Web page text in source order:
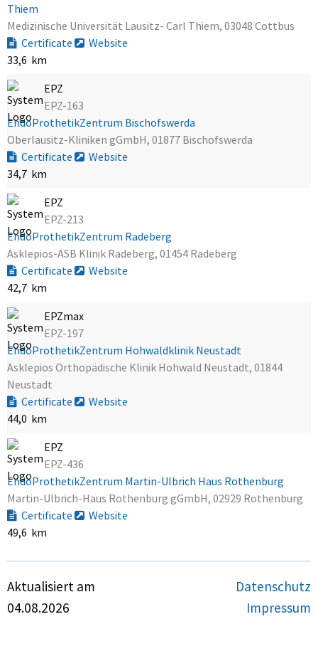
Thiem
Medizinische Universität Lausitz- Carl Thiem, 03048 Cottbus
Certificate
Website
33,6 km
EPZ
EPZ-163
EndoProthetikZentrum Bischofswerda
Oberlausitz-Kliniken gGmbH, 01877 Bischofswerda
Certificate
Website
34,7 km
EPZ
EPZ-213
EndoProthetikZentrum Radeberg
Asklepios-ASB Klinik Radeberg, 01454 Radeberg
Certificate
Website
42,7 km
EPZmax
EPZ-197
EndoProthetikZentrum Hohwaldklinik Neustadt
Asklepios Orthopädische Klinik Hohwald Neustadt, 01844
Neustadt
Certificate
Website
44,0 km
EPZ
EPZ-436
EndoProthetikZentrum Martin-Ulbrich Haus Rothenburg
Martin-Ulbrich-Haus Rothenburg gGmbH, 02929 Rothenburg
Certificate
Website
49,6 km
Aktualisiert am
04.08.2026
Datenschutz
Impressum